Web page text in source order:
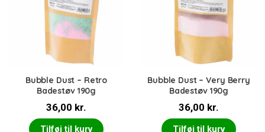
Bubble Dust – Retro
Badestøv 190g
36,00 kr.
Tilføj til kurv
Bubble Dust – Very Berry
Badestøv 190g
36,00 kr.
Tilføj til kurv